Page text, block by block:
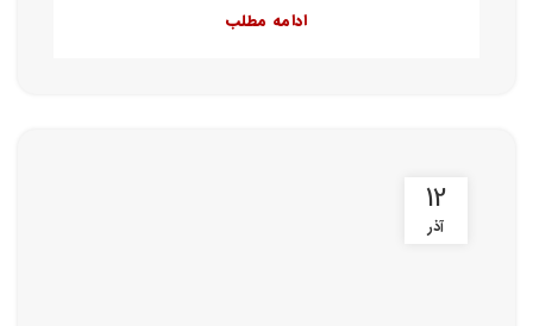
ادامه مطلب
12
آذر